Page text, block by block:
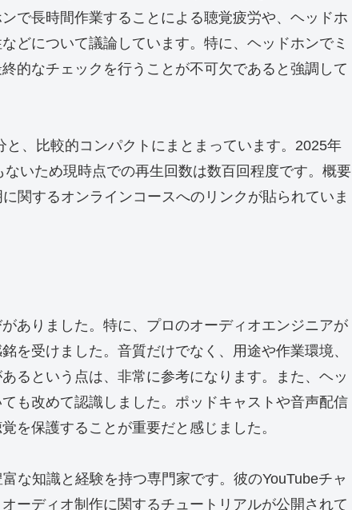
で長時間作業することによる聴覚疲労や、ヘッドホ
どについて議論しています。特に、ヘッドホンでミ
的なチェックを行うことが不可欠であると強調して
、比較的コンパクトにまとまっています。2025年
いため現時点での再生回数は数百回程度です。概要
関するオンラインコースへのリンクが貼られていま
ありました。特に、プロのオーディオエンジニアが
を受けました。音質だけでなく、用途や作業環境、
るという点は、非常に参考になります。また、ヘッ
も改めて認識しました。ポッドキャストや音声配信
を保護することが重要だと感じました。
な知識と経験を持つ専門家です。彼のYouTubeチャ
ーディオ制作に関するチュートリアルが公開されて